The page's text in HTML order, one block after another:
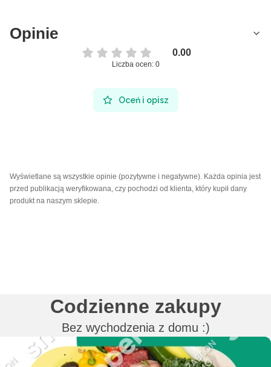
Opinie
0.00
Liczba ocen: 0
Oceń i opisz
Wyświetlane są wszystkie opinie (pozytywne i negatywne). Każda opinia jest
przed publikacją weryfikowana, czy pochodzi od klienta, który kupił dany
produkt na naszym sklepie.
Codzienne zakupy
Bez wychodzenia z domu :)